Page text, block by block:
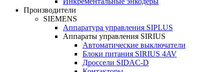
Производители
SIEMENS
Аппаратура управления SIPLUS
Аппараты управления SIRIUS
Автоматические выключатели
Блоки питания SIRIUS 4AV
Дроссели SIDAC-D